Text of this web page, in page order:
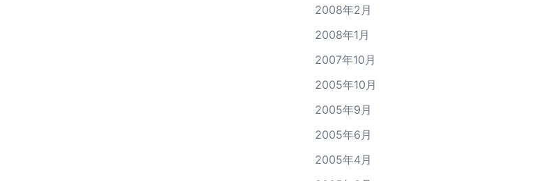
2008年2月
2008年1月
2007年10月
2005年10月
2005年9月
2005年6月
2005年4月